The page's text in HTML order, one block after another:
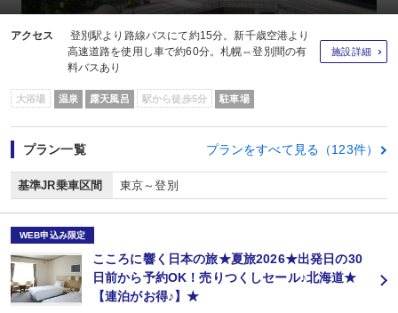
アクセス
登別駅より路線バスにて約15分。新千歳空港より
高速道路を使用し車で約60分。札幌⇔登別間の有
料バスあり
施設詳細
大浴場 温泉 露天風呂 駅から徒歩5分 駐車場
プラン一覧 プランをすべて見る（123件）
基準JR乗車区間 東京～登別
WEB申込み限定
こころに響く日本の旅★夏旅2026★出発日の30
日前から予約OK！売りつくしセール♪北海道★
【連泊がお得♪】★